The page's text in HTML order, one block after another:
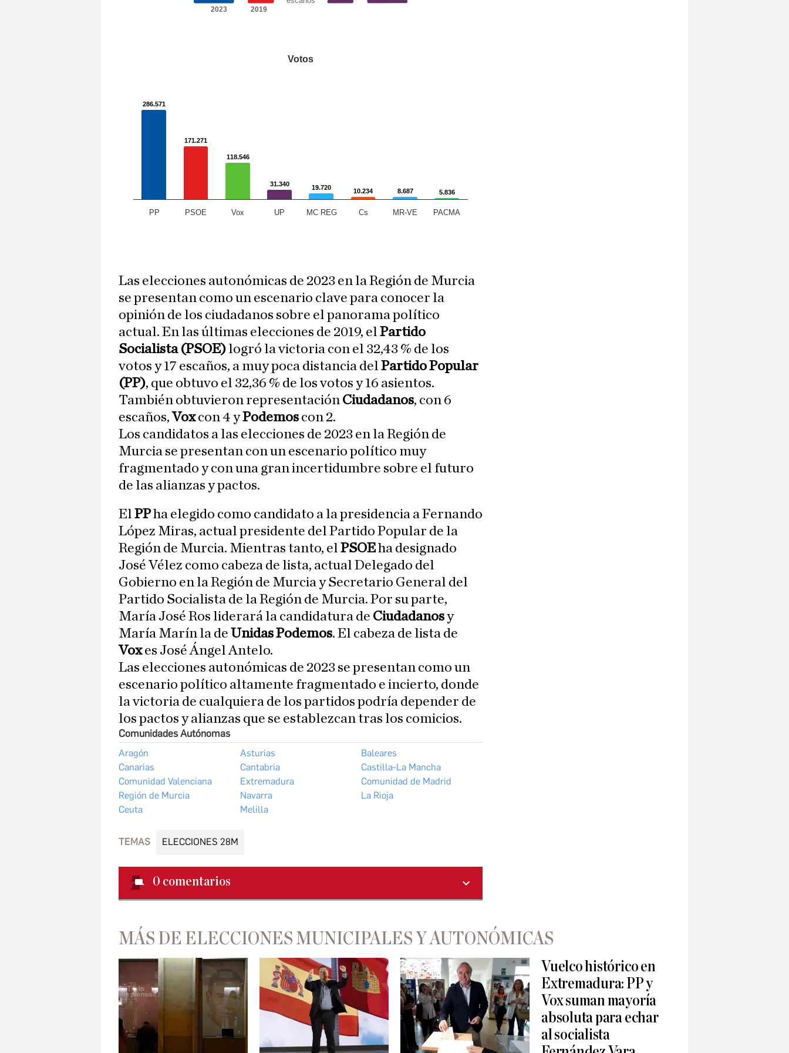
Las elecciones autonómicas de 2023 en la Región de Murcia
se presentan como un escenario clave para conocer la
opinión de los ciudadanos sobre el panorama político
actual. En las últimas elecciones de 2019, el Partido
Socialista (PSOE) logró la victoria con el 32,43 % de los
votos y 17 escaños, a muy poca distancia del Partido Popular
(PP), que obtuvo el 32,36 % de los votos y 16 asientos.
También obtuvieron representación Ciudadanos, con 6
escaños,Voxcon 4 yPodemos con 2.
Los candidatos a las elecciones de 2023 en la Región de
Murcia se presentan con un escenario político muy
fragmentado y con una gran incertidumbre sobre el futuro
de las alianzas y pactos.
El PPha elegido como candidato a la presidencia a Fernando
López Miras, actual presidente del Partido Popular de la
Región de Murcia. Mientras tanto, el PSOEha designado
José Vélez como cabeza de lista, actual Delegado del
Gobierno en la Región de Murcia y Secretario General del
Partido Socialista de la Región de Murcia. Por su parte,
María José Ros liderará la candidatura de Ciudadanosy
María Marín la de Unidas Podemos. El cabeza de lista de
Voxes José Ángel Antelo.
Las elecciones autonómicas de 2023 se presentan como un
escenario político altamente fragmentado e incierto, donde
la victoria de cualquiera de los partidos podría depender de
los pactos y alianzas que se establezcan tras los comicios.
Comunidades Autónomas
Aragón Asturias
Baleares
Canarias
Cantabria
Castilla-La Mancha
Comunidad Valenciana
Extremadura
Comunidad de Madrid
Región de Murcia
Navarra
La Rioja
Ceuta
Melilla
TEMAS ELECCIONES 28M
0 comentarios
MÁS DE ELECCIONES MUNICIPALES Y AUTONÓMICAS
Vuelco histórico en
Extremadura: PP y
Vox suman mayoría
absoluta para echar
al socialista